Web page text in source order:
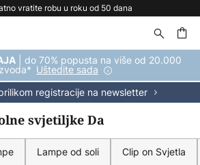
dostava za kupnju iznad 69 €
| do 70% popusta na više od 20.000
Uštedite sada
registracije na newsletter
svjetiljke Da
Lampe od soli Clip on Svjetla